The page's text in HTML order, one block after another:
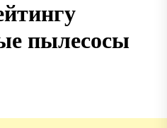
пылесосы